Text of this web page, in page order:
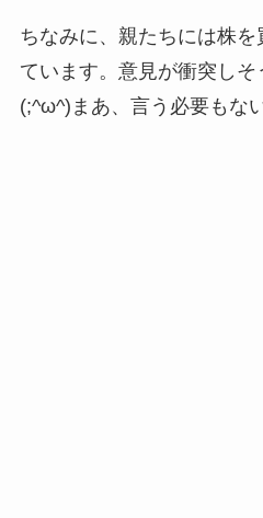
ちなみに、親たちには株
ています。意見が衝突し
(;^ω^)まあ、言う必要もな